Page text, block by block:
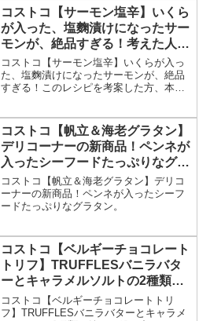
コストコ【サーモン塩辛】いくら
が入った、塩麴漬けになったサー
モンが、絶品すぎる！考えた人天
才！
コストコ【サーモン塩辛】いくらが入っ
た、塩麴漬けになったサーモンが、絶品
すぎる！このレシピを考案した方、本当
コストコ【帆立＆海老グラタン】
デリコーナーの新商品！ペンネが
入ったシーフードたっぷりなグラ
タン。
コストコ【帆立＆海老グラタン】デリコ
ーナーの新商品！ペンネが入ったシーフ
ードたっぷりなグラタン。
コストコ【ベルギーチョコレート
トリフ】TRUFFLESバニラバタ
ーとキャラメルソルトの2種類の
嬉しい組み合わせチョコです。
コストコ【ベルギーチョコレートトリ
フ】TRUFFLESバニラバターとキャラメ